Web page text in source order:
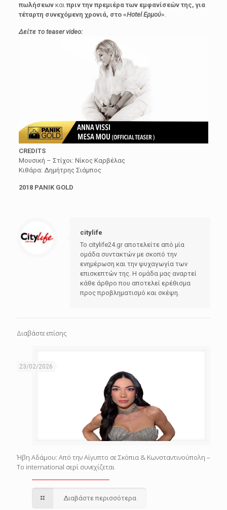
πωλήσεωνκαι πριν την πρεμιέρα των εμφανίσεών της, για
τέταρτη συνεχόμενη χρονιά, στο «Hotel Ερμού».
Δείτε το teaser video:
CREDITS
Μουσική – Στίχοι: Νίκος Καρβέλας
Κιθάρα: Δημήτρης Σιάμπος
2018 PANIK GOLD
citylife
Το citylife24.gr αποτελείτε από μία
ομάδα συντακτών με σκοπό την
ενημέρωση και την ψυχαγωγία των
επισκεπτών της. Η ομάδα μας αναρτεί
κάθε άρθρο που αποτελεί ερέθισμα
προς προβληματισμό και σκέψη.
Διαβάστε επίσης
23/02/2026
Ήβη Αδάμου: Από την Αίγυπτο σε Σκόπια & Κωνσταντινούπολη –
Το international σερί συνεχίζεται
Διαβάστε περισσότερα